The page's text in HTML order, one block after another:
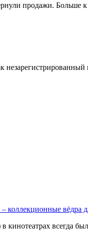
продажи. Больше
коллекционные вёдра
кинотеатрах всегда